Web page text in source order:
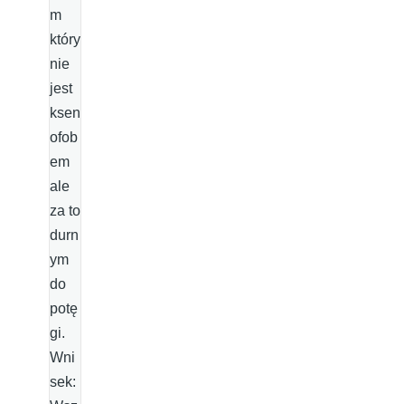
m
który
nie
jest
ksen
ofob
em
ale
za to
durn
ym
do
potę
gi.
Wni
sek: